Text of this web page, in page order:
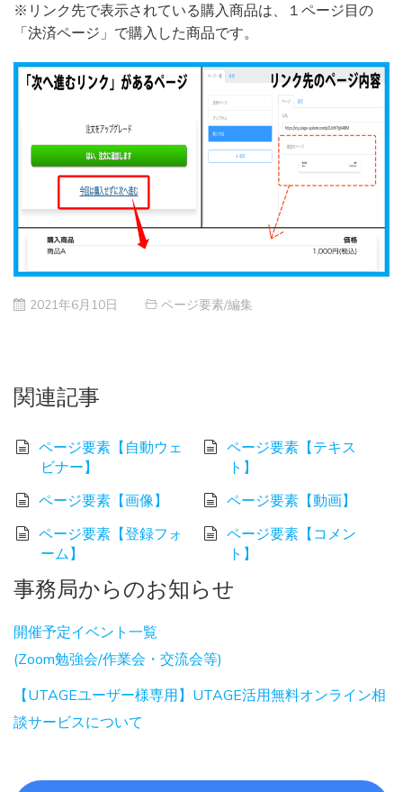
※リンク先で表示されている購入商品は、１ページ目の
「決済ページ」で購入した商品です。
2021年6月10日 ページ要素/編集
関連記事
ページ要素【自動ウェ
ビナー】
ページ要素【テキス
ト】
ページ要素【画像】
ページ要素【動画】
ページ要素【登録フォ
ーム】
ページ要素【コメン
ト】
事務局からのお知らせ
開催予定イベント一覧
(Zoom勉強会/作業会・交流会等)
【UTAGEユーザー様専用】UTAGE活用無料オンライン相
談サービスについて